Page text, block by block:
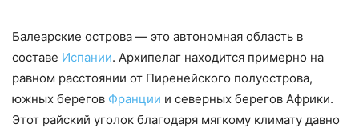
Балеарские острова — это автономная область в
составе Испании. Архипелаг находится примерно на
равном расстоянии от Пиренейского полуострова,
южных берегов Франции и северных берегов Африки.
Этот райский уголок благодаря мягкому климату давно